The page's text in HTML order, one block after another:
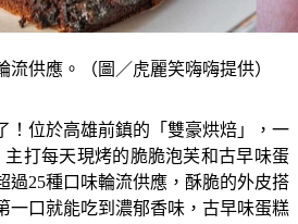
流供應。（圖／虎麗笑嗨嗨提供）
！位於高雄前鎮的「雙豪烘焙」，一
打每天現烤的脆脆泡芙和古早味蛋
過25種口味輪流供應，酥脆的外皮搭
一口就能吃到濃郁香味，古早味蛋糕